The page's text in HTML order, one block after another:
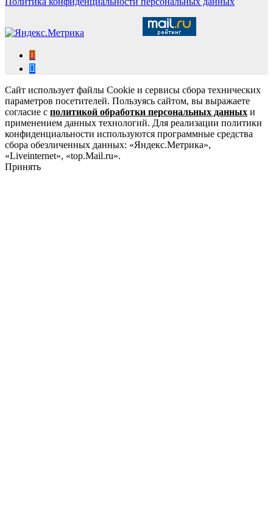
Сайт использует файлы Cookie и сервисы сбора технических
параметров посетителей. Пользуясь сайтом, вы выражаете
согласие с политикой обработки персональных данных и
применением данных технологий. Для реализации политики
конфиденциальности используются программные средства
сбора обезличенных данных: «Яндекс.Метрика»,
«Liveinternet», «top.Mail.ru».
Принять